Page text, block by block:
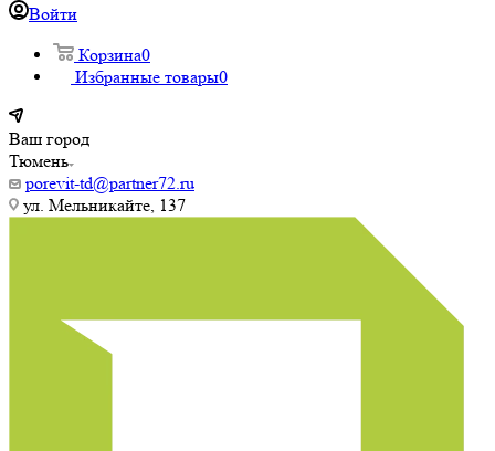
Войти
Корзина0
Избранные товары0
Ваш город
Тюмень
porevit-td@partner72.ru
ул. Мельникайте, 137